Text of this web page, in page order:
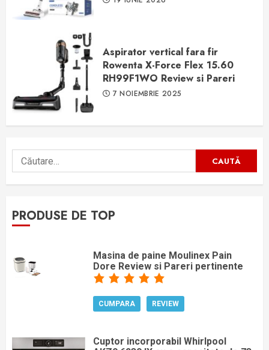
Aspirator vertical fara fir
Rowenta X-Force Flex 15.60
RH99F1WO Review si Pareri
7 NOIEMBRIE 2025
Caută
după:
PRODUSE DE TOP
Masina de paine Moulinex Pain
Dore Review si Pareri pertinente
CUMPARA REVIEW
Cuptor incorporabil Whirlpool